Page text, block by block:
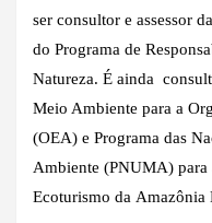
ser consultor e assessor
do Programa de
Natureza. É ainda
Meio Ambiente para a
(OEA) e Programa das
Ambiente (PNUMA) para
Ecoturismo da Amazônia